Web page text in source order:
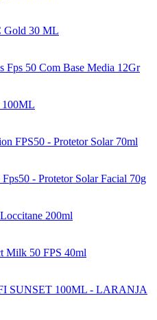
Gold 30 ML
Fps 50 Com Base Media 12Gr
100ML
FPS50 - Protetor Solar 70ml
- Protetor Solar Facial 70g
200ml
Milk 50 FPS 40ml
SUNSET 100ML - LARANJA